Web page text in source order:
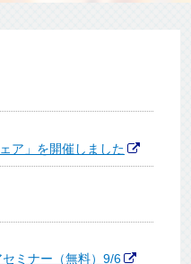
ア」を開催しました
ミナー（無料）9/6